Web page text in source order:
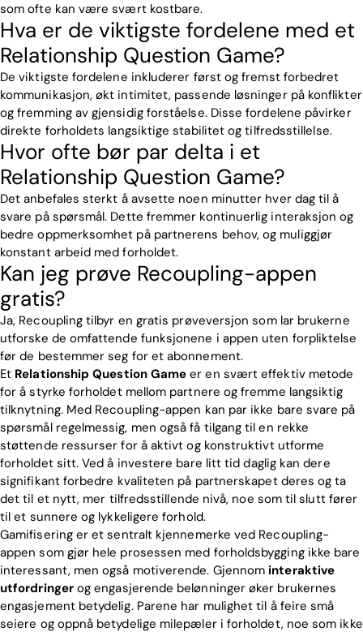
som ofte kan være svært kostbare.
Hva er de viktigste fordelene med et
Relationship Question Game?
De viktigste fordelene inkluderer først og fremst forbedret
kommunikasjon, økt intimitet, passende løsninger på konflikter
og fremming av gjensidig forståelse. Disse fordelene påvirker
direkte forholdets langsiktige stabilitet og tilfredsstillelse.
Hvor ofte bør par delta i et
Relationship Question Game?
Det anbefales sterkt å avsette noen minutter hver dag til å
svare på spørsmål. Dette fremmer kontinuerlig interaksjon og
bedre oppmerksomhet på partnerens behov, og muliggjør
konstant arbeid med forholdet.
Kan jeg prøve Recoupling-appen
gratis?
Ja, Recoupling tilbyr en gratis prøveversjon som lar brukerne
utforske de omfattende funksjonene i appen uten forpliktelse
før de bestemmer seg for et abonnement.
Et Relationship Question Game er en svært effektiv metode
for å styrke forholdet mellom partnere og fremme langsiktig
tilknytning. Med Recoupling-appen kan par ikke bare svare på
spørsmål regelmessig, men også få tilgang til en rekke
støttende ressurser for å aktivt og konstruktivt utforme
forholdet sitt. Ved å investere bare litt tid daglig kan dere
signifikant forbedre kvaliteten på partnerskapet deres og ta
det til et nytt, mer tilfredsstillende nivå, noe som til slutt fører
til et sunnere og lykkeligere forhold.
Gamifisering er et sentralt kjennemerke ved Recoupling-
appen som gjør hele prosessen med forholdsbygging ikke bare
interessant, men også motiverende. Gjennominteraktive
utfordringerog engasjerende belønninger øker brukernes
engasjement betydelig. Parene har mulighet til å feire små
seiere og oppnå betydelige milepæler i forholdet, noe som ikke